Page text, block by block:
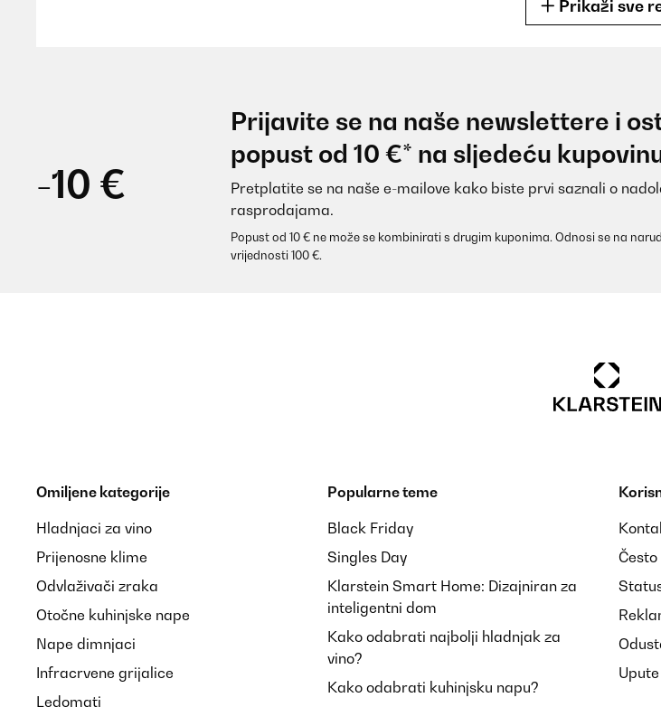
Amazon-Benutzer
POTVRĐENI PREGLED 08/05/2024
Utilisateur d'Amazon
13/02/2024
Suite a un problème avec le miroir le SAV a été très rapide et performant. Je recommande
Utilisateur d'Amazon
Prikaži sve
-10 €
Prijavite se na naše newslettere i
popust od 10 €* na sljedeću
Pretplatite se na naše e-mailove kako biste prvi saznali o
rasprodajama.
Popust od 10 € ne može se kombinirati s drugim kuponima. Odnosi se na
vrijednosti 100 €.
Omiljene kategorije
Hladnjaci za vino
Prijenosne klime
Odvlaživači zraka
Otočne kuhinjske nape
Nape dimnjaci
Infracrvene grijalice
Ledomati
Popularne teme
Black Friday
Singles Day
Klarstein Smart Home: Dizajniran za
inteligentni dom
Kako odabrati najbolji hladnjak za
vino?
Kako odabrati kuhinjsku napu?